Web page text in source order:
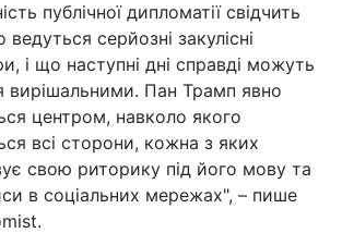
публічної дипломатії свідчить
серйозні закулісні
і що наступні дні справді можуть
вирішальними. Пан Трамп явно
центром, навколо якого
всі сторони, кожна з яких
свою риторику під його мову та
в соціальних мережах", – пише